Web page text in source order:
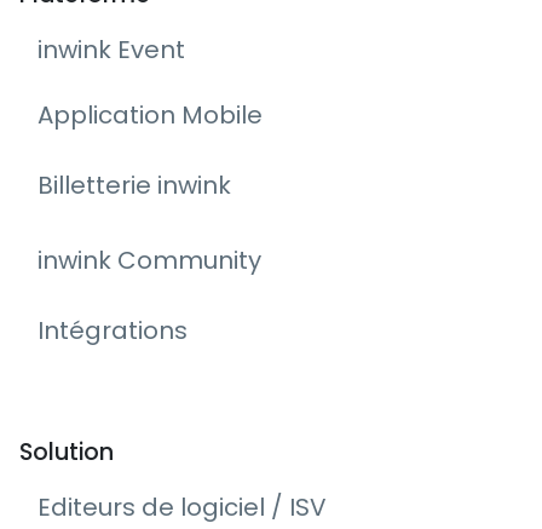
inwink Event
Application Mobile
Billetterie inwink
inwink Community
Intégrations
Solution
Editeurs de logiciel / ISV